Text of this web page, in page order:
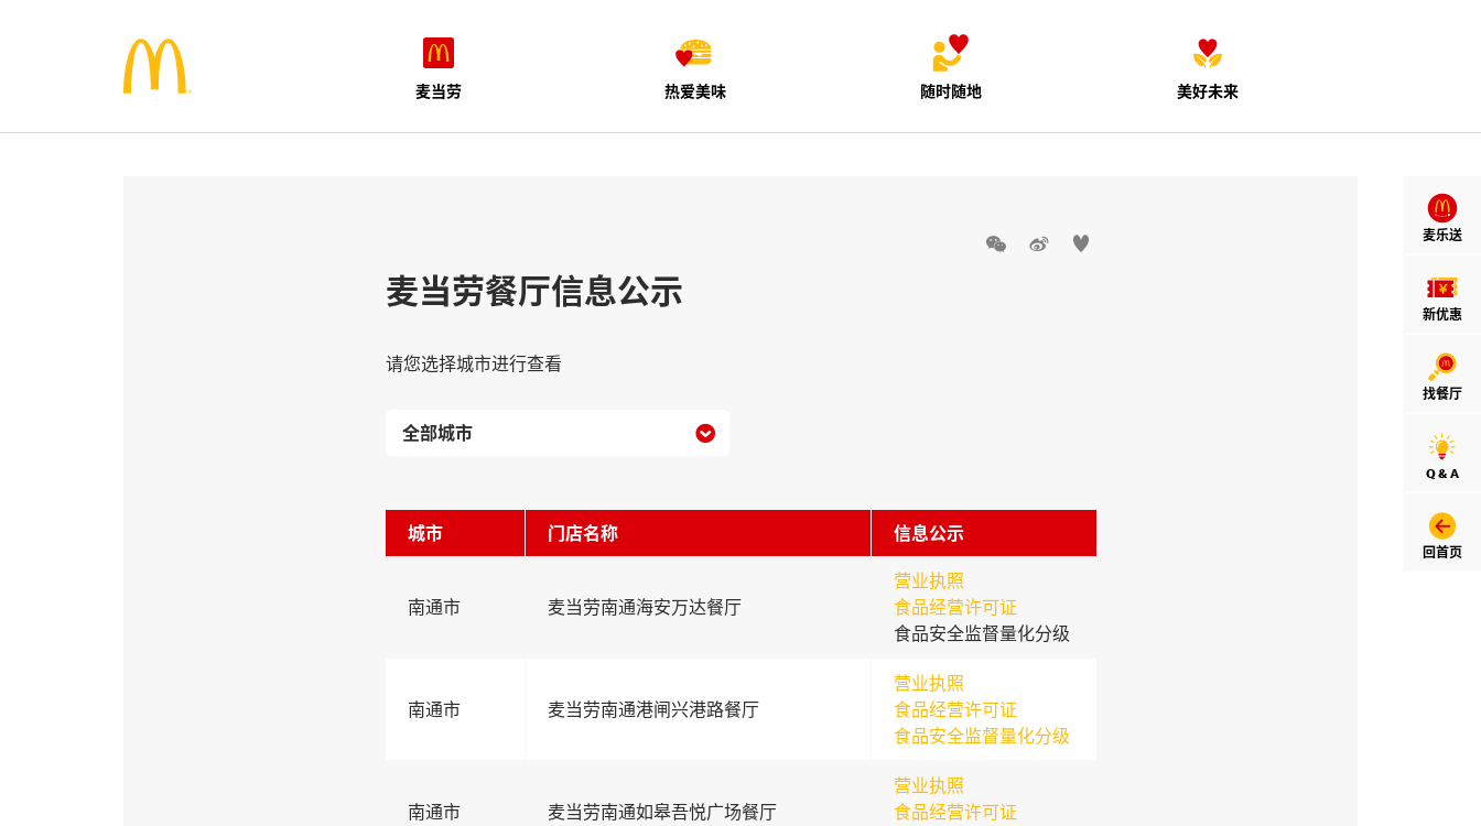
麦当劳 热爱美味 随时随地 美好未来
麦乐送
新优惠
找餐厅
Q & A
回首页
  
麦当劳餐厅信息公示
请您选择城市进行查看

城市 门店名称 信息公示
南通市 麦当劳南通海安万达餐厅
营业执照
食品经营许可证
食品安全监督量化分级
南通市 麦当劳南通港闸兴港路餐厅
营业执照
食品经营许可证
食品安全监督量化分级
南通市 麦当劳南通如皋吾悦广场餐厅
营业执照
食品经营许可证